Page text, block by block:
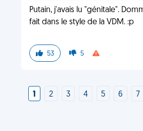
Putain, j'avais lu "génitale".
fait dans le style de la VDM. :p
53 5
1 2 3 4 5 6 7